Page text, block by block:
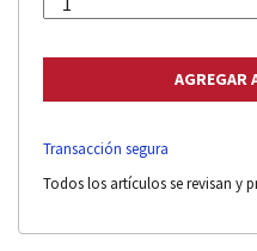
Transacción segura
Todos los artículos se revisan y